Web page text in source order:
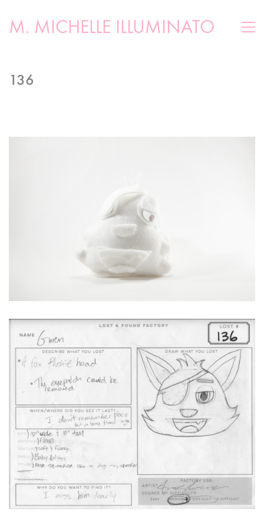
M. MICHELLE ILLUMINATO
136